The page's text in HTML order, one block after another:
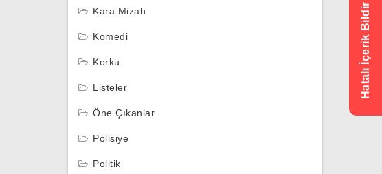
Kara Mizah
Komedi
Korku
Listeler
Öne Çıkanlar
Polisiye
Politik
Hatalı İçerik Bildir